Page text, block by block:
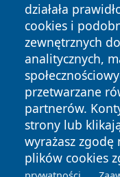
działała
cookies i
zewnętrznych
analitycznych,
przetwarzane
partnerów.
strony lub
wyrażasz zgodę
plików cookies
Copyright © 2026
zastrzeżone.
News Autorzy